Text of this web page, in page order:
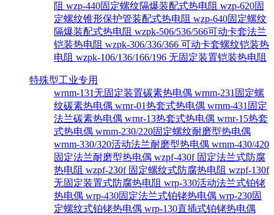
阻 wzp-440固定螺纹隔爆装配式热电阻 wzp-620固
定螺纹锥形保护管装配式热电阻 wzp-640固定螺纹
隔爆装配式热电阻 wzpk-506/536/566可动卡套法兰
铠装热电阻 wzpk-306/336/366 可动卡套螺纹铠装热
电阻 wzpk-106/136/166/196 无固定装置铠装热电阻
特殊型工业专用
wrnm-131无固定装置碳素热电偶 wrnm-231固定螺
纹碳素热电偶 wrnr-01热套式热电偶 wrnm-431固定
法兰碳素热电偶 wrnr-13热套式热电偶 wrnr-15热套
式热电偶 wrnm-230/220固定螺纹耐磨型热电偶
wrnm-330/320活动法兰耐磨型热电偶 wrnm-430/420
固定法兰耐磨型热电偶 wzpf-430f 固定法兰式防腐
热电阻 wzpf-230f 固定螺纹式防腐热电阻 wzpf-130f
无固定装置式防腐热电阻 wrp-330活动法兰式铂铑
热电偶 wrp-430固定法兰式铂铑热电偶 wrp-230固
定螺纹式铂铑热电偶 wrp-130直插式铂铑热电偶